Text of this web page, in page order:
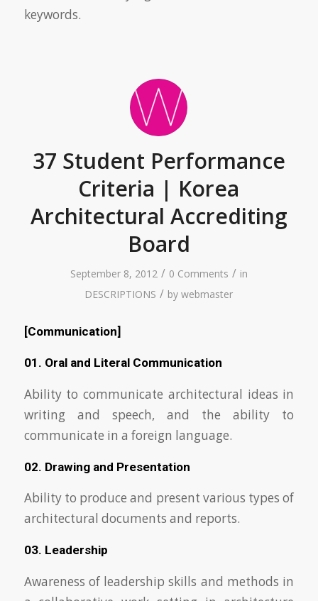
keywords.
37 Student Performance
Criteria | Korea
Architectural Accrediting
Board
September 8, 2012 / 0 Comments / in
DESCRIPTIONS / bywebmaster
[Communication]
01. Oral and Literal Communication
Ability to communicate architectural ideas in
writing and speech, and the ability to
communicate in a foreign language.
02. Drawing and Presentation
Ability to produce and present various types of
architectural documents and reports.
03. Leadership
Awareness of leadership skills and methods in